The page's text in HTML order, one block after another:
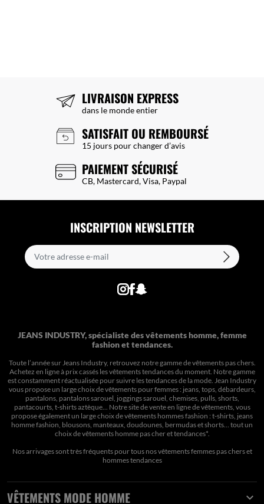
LIVRAISON EXPRESS
dans le monde entier
SATISFAIT OU REMBOURSÉ
15 jours pour changer d’avis
PAIEMENT SÉCURISÉ
CB, Mastercard, Visa, Paypal
INSCRIPTION NEWSLETTER
JEANS INDUSTRY, spécialiste des vêtements homme, femme
fashion et tendances.
Toute l’année sur Jeans Industry, retrouvez notre gamme de vêtements pas chers.
Achetez en ligne à prix cassés les vêtements tendances du moment. Notre gamme
est constamment réactualisée pour suivre les tendances de la mode. Jean Industry
vous propose un large choix de vêtements pour femmes : jeans, tops, débardeurs,
pantalons, pantalons sarouel, joggings sarouel, chemises, pulls, shorts,
pantacourts, t-shirts aztèque... Notre site de vente en ligne de vêtements, vous
propose également un large choix de vêtements hommes fashion : t-shirts, jeans
homme fashion, blousons, manteaux, doudounes, bermudas et shorts… tout un
choix devêtements homme pas cher et tendances*.
Nos arrivages sont très fréquents pour tous nosvêtements femmes pas cherset
hommes tendances
VÊTEMENTS MODE HOMME 